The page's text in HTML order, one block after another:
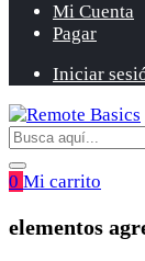
Mi Cuenta
Pagar
Iniciar
0 Mi carrito
elementos